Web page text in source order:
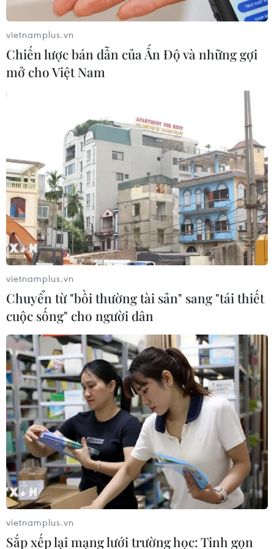
Hàng nghìn người tiếp tục biểu tình phản
27/02/2017 08:14
Hàng nghìn người đã tụ tập biểu tình xung quanh các
trụ sở của chính quyền Romania tại thủ đô Bucharest,
yêu cầu chính phủ của đảng Dân chủ Xã hội từ chức.
Romania trước nguy cơ rơi vào khủng
hoảng chính trị
15/06/2017 07:53
Romania đang đứng trước rơi vào khủng hoảng chính trị
nghiêm trọng sau khi nhiều đảng chính trị ở nước này
"quay lưng" với Thủ tướng Sorin Grindean.
vietnamplus.vn
Chiến lược bán dẫn của Ấn Độ và những gợi
mở cho Việt Nam
vietnamplus.vn
Chuyển từ "bồi thường tài sản" sang "tái thiết
cuộc sống" cho người dân
vietnamplus.vn
Sắp xếp lại mạng lưới trường học: Tinh gọn